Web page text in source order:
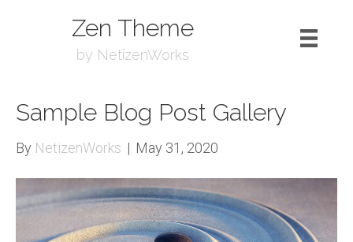
Zen Theme
by NetizenWorks
Sample Blog Post Gallery
By NetizenWorks | May 31, 2020